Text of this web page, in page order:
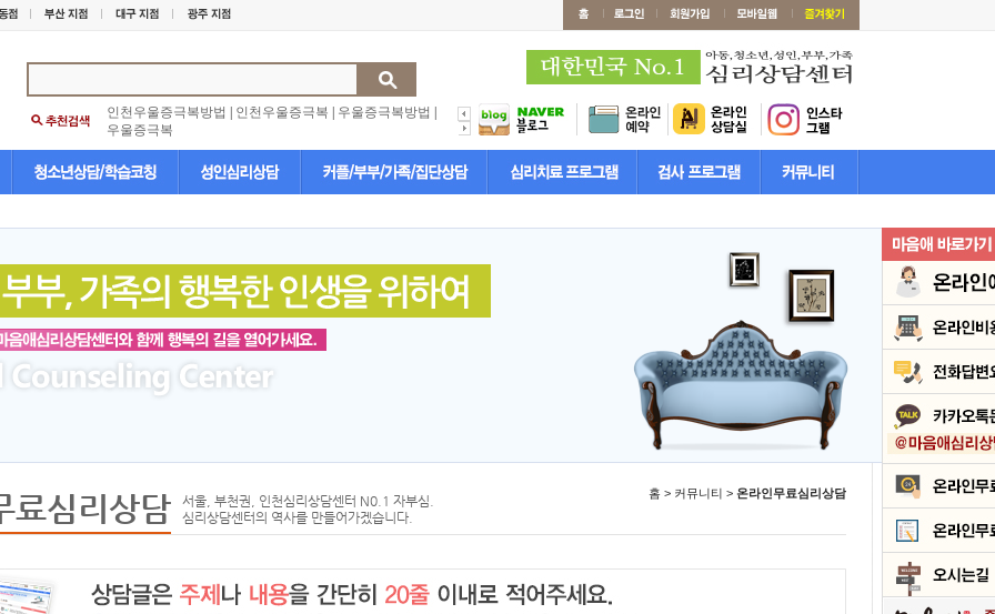
인천우울증극복방법 인천우울증극복 우울증극복방법
우울증극복
료심리상담
서울, 부천권, 인천심리상담센터 N0.1 자부심.
심리상담센터의 역사를 만들어가겠습니다.
홈 > 커뮤니티 > 온라인무료심리상담